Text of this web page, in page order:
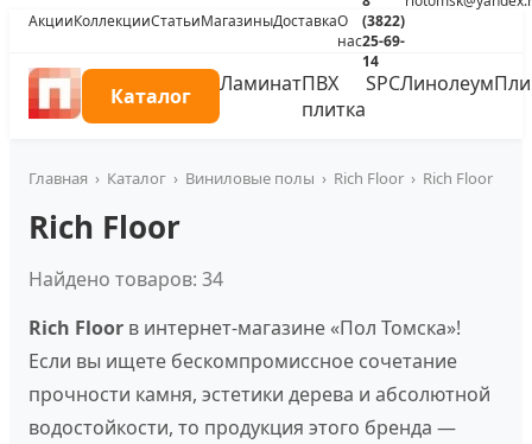
АкцииКоллекцииСтатьиМагазиныДоставкаО
нас
(3822)
25-69-
14
Каталог ЛаминатПВХ
плитка
SPCЛинолеум
Главная › Каталог › Виниловые полы › Rich Floor › Rich Floor
Rich Floor
Найдено товаров: 34
Rich Floor в интернет-магазине «Пол Томска»!
Если вы ищете бескомпромиссное сочетание
прочности камня, эстетики дерева и абсолютной
водостойкости, то продукция этого бренда —